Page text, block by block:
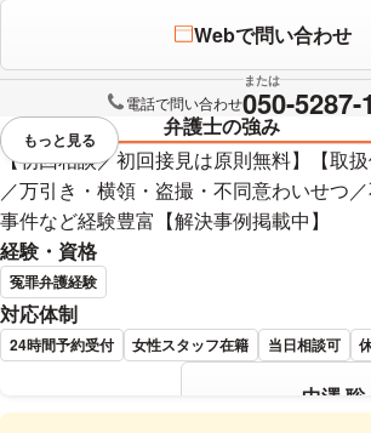
Webで問い合わせ
または
電話で問い合わせ050-5287-
弁護士の強み
【初回相談／初回接見は原則無料】【取
／万引き・横領・盗撮・不同意わいせつ
事件など経験豊富【解決事例掲載中】
経験・資格
冤罪弁護経験
対応体制
24時間予約受付 女性スタッフ在籍 当日相談可
中澤 聡
視覚的に省略されている要素を
もっと見る